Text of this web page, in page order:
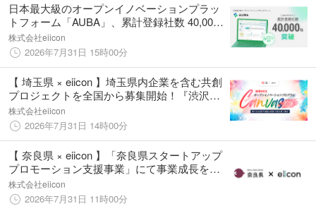
日本最大級のオープンイノベーションプラッ
トフォーム「AUBA」、累計登録社数 40,000
社を突破
株式会社eiicon
2026年7月31日 15時00分
【 埼玉県 × eiicon 】埼玉県内企業を含む共創
プロジェクトを全国から募集開始！『渋沢Ｍ
ＩＸ オープンイノベーションプログラム
「Canvas」』内「インキュベーションプログ
ラム」
株式会社eiicon
2026年7月31日 14時00分
【 奈良県 × eiicon 】「奈良県スタートアップ
プロモーション支援事業」にて事業成長を目
指す奈良県内スタートアップ3社が決定！
株式会社eiicon
2026年7月31日 11時00分